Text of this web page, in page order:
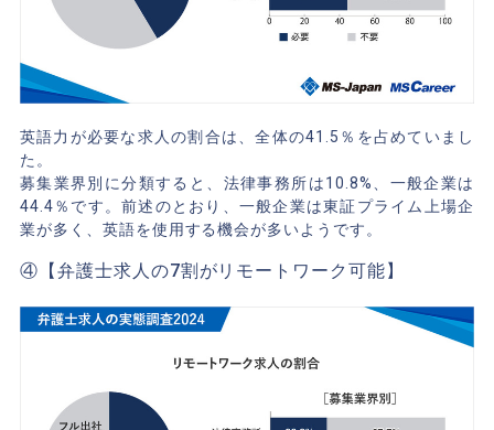
英語力が必要な求人の割合は、全体の41.5％を占めていまし
た。
募集業界別に分類すると、法律事務所は10.8%、一般企業は
44.4％です。前述のとおり、一般企業は東証プライム上場企
業が多く、英語を使用する機会が多いようです。
④【弁護士求人の7割がリモートワーク可能】